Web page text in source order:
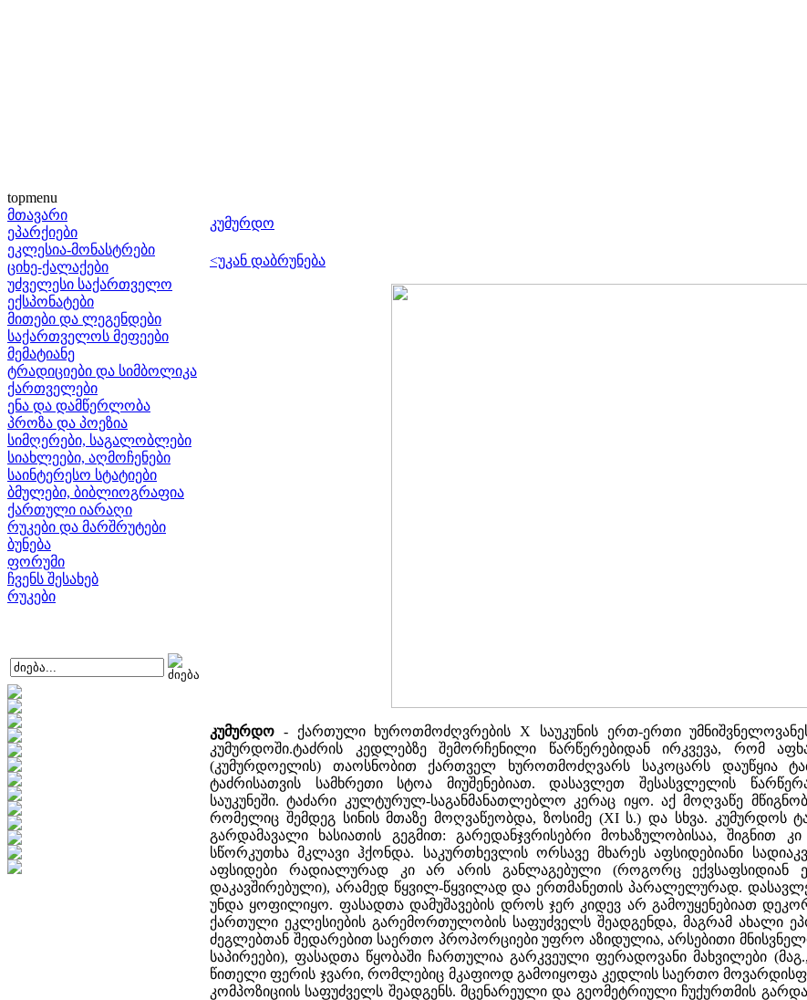
topmenu
მთავარი
ეპარქიები
ეკლესია-მონასტრები
ციხე-ქალაქები
უძველესი საქართველო
ექსპონატები
მითები და ლეგენდები
საქართველოს მეფეები
მემატიანე
ტრადიციები და სიმბოლიკა
ქართველები
ენა და დამწერლობა
პროზა და პოეზია
სიმღერები, საგალობლები
სიახლეები, აღმოჩენები
საინტერესო სტატიები
ბმულები, ბიბლიოგრაფია
ქართული იარაღი
რუკები და მარშრუტები
ბუნება
ფორუმი
ჩვენს შესახებ
რუკები
კუმურდო
<უკან დაბრუნება
კუმურდო - ქართული ხუროთმოძღვრების X საუკუნის ერთ-ერთი
კუმურდოში.ტაძრის კედლებზე შემორჩენილი წარწერებიდან ირკვევა, რომ
(კუმურდოელის) თაოსნობით ქართველ ხუროთმოძღვარს საკოცარს დაუწყია
ტაძრისათვის სამხრეთი სტოა მიუშენებიათ. დასავლეთ შესასვლელის
საუკუნეში. ტაძარი კულტურულ-საგანმანათლებლო კერაც იყო. აქ მოღვაწე
რომელიც შემდეგ სინის მთაზე მოღვაწეობდა, ზოსიმე (XI ს.) და სხვა. კუმურდოს
გარდამავალი ხასიათის გეგმით: გარედანჯვრისებრი მოხაზულობისაა,
სწორკუთხა მკლავი ჰქონდა. საკურთხევლის ორსავე მხარეს აფსიდებიანი
აფსიდები რადიალურად კი არ არის განლაგებული (როგორც ექვსაფსიდიან
დაკავშირებული), არამედ წყვილ-წყვილად და ერთმანეთის პარალელურად.
უნდა ყოფილიყო. ფასადთა დამუშავების დროს ჯერ კიდევ არ გამოუყენებიათ
ქართული ეკლესიების გარემორთულობის საფუძველს შეადგენდა, მაგრამ ახალი
ძეგლებთან შედარებით საერთო პროპორციები უფრო აზიდულია, არსებითი
საპირეები), ფასადთა წყობაში ჩართულია გარკვეული ფერადოვანი მახვილები
წითელი ფერის ჯვარი, რომლებიც მკაფიოდ გამოიყოფა კედლის საერთო
კომპოზიციის საფუძველს შეადგენს. მცენარეული და გეომეტრიული ჩუქურთმის